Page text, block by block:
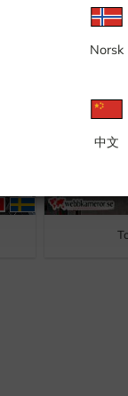
Norsk
中文